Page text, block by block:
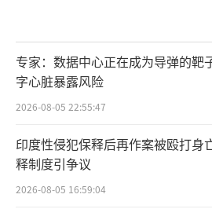
对伊朗的空袭，以色列都
目标，包括伊朗所有核设
说，以色列对伊朗采取军
伊朗政权更迭，但不排除
性。
自13日凌晨以来，以
大规模空袭，轰炸伊朗核
专家：数据中心正在成为导弹的靶
字心脏暴露风险
2026-08-05 22:55:47
印度性侵犯保释后再作案被殴打身
释制度引争议
2026-08-05 16:59:04